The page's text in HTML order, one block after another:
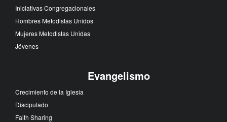
Iniciativas Congregacionales
Hombres Metodistas Unidos
Mujeres Metodistas Unidas
Jóvenes
Evangelismo
Crecimiento de la Iglesia
Discipulado
Faith Sharing